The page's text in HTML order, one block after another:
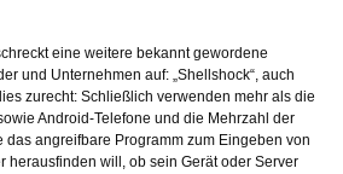
eine weitere bekannt gewordene
und Unternehmen auf: „Shellshock“, auch
zurecht: Schließlich verwenden mehr als die
Android-Telefone und die Mehrzahl der
das angreifbare Programm zum Eingeben von
herausfinden will, ob sein Gerät oder Server